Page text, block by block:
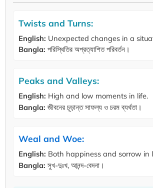
Twists and Turns:
English: Unexpected changes in a
Bangla: পরিস্থিতির অপ্রত্যাশিত পরিবর্তন।
Peaks and Valleys:
English: High and low moments in life.
Bangla: জীবনের চূড়ান্ত সাফল্য ও চরম ব্যর্থতা।
Weal and Woe:
English: Both happiness and sorrow in
Bangla: সুখ-দুঃখ, আনন্দ-বেদনা।